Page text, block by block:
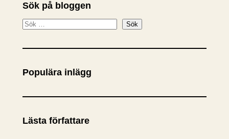
Sök på bloggen
S
k
Sök
Populära inlägg
Lästa författare